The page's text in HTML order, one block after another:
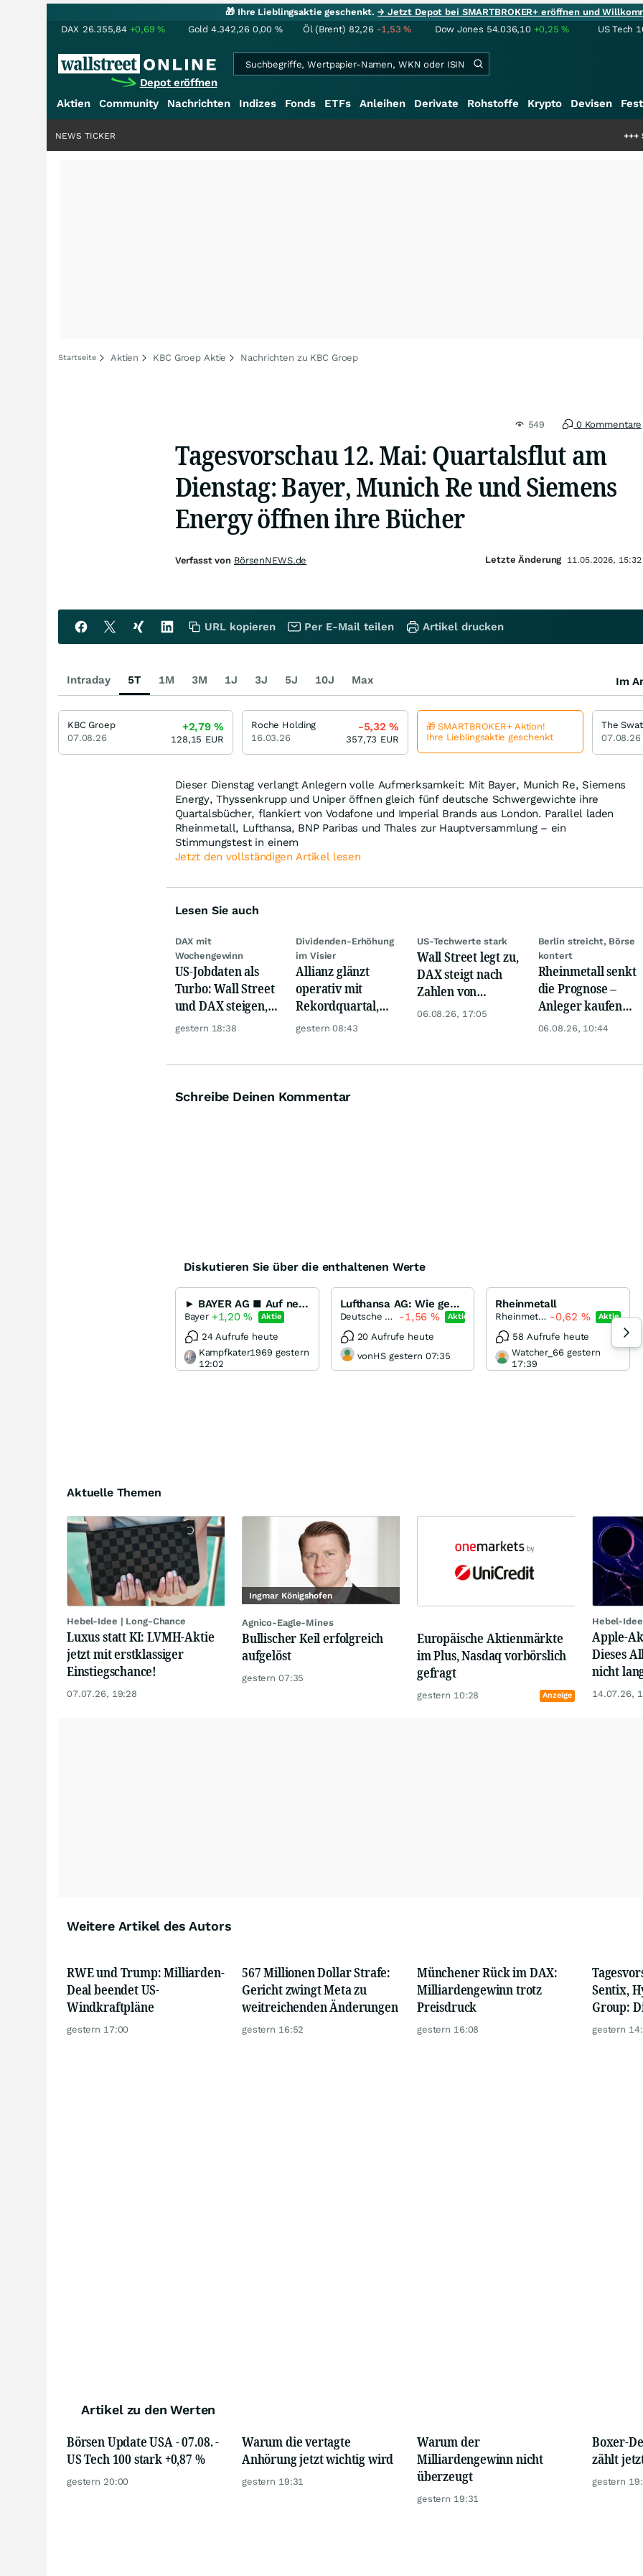
🎁 Ihre Lieblingsaktie geschenkt.→ Jetzt Depot bei SMARTBROKER+ eröffnen und
DAX 26.355,84 +0,69% Gold 4.342,26 0,00 % Öl (Brent) 82,26 -1,53% Dow Jones 54.036,10 +0,25% US Tech
Depot eröffnen
Aktien Community Nachrichten Indizes Fonds ETFs Anleihen Derivate Rohstoffe Krypto Devisen
Schwere
NEWS TICKER
Startseite Aktien KBC Groep Aktie Nachrichten zu KBC Groep
549 0 Kommentare
Tagesvorschau 12. Mai: Quartalsflut am
Dienstag: Bayer, Munich Re und Siemens
Energy öffnen ihre Bücher
Dieser Dienstag verlangt Anlegern volle Aufmerksamkeit: Mit Bayer, Munich Re, Siemens
Energy, Thyssenkrupp und Uniper öffnen gleich fünf deutsche Schwergewichte ihre
Quartalsbücher, flankiert von Vodafone und Imperial Brands aus London. Parallel laden
Rheinmetall, Lufthansa, BNP Paribas und Thales zur Hauptversammlung – ein
Stimmungstest in einem
Jetzt den vollständigen Artikel lesen
Lesen Sie auch
DAX mit
Wochengewinn
US-Jobdaten als
Turbo: Wall Street
und DAX steigen,
Gold glänzt
gestern 18:38
Dividenden-Erhöhung
im Visier
Allianz glänzt
operativ mit
Rekordquartal,
doch KI-Kosten
gestern 08:43
US-Techwerte stark
Wall Street legt zu,
DAX steigt nach
Zahlen von
Telekom, Henkel
06.08.26, 17:05
Berlin streicht, Börse
kontert
Rheinmetall senkt
die Prognose –
Anleger kaufen
den Schock weg
06.08.26, 10:44
Schreibe Deinen Kommentar
Diskutieren Sie über die enthaltenen Werte
► BAYER AG ■ Auf neuen Wegen ◄
Bayer +1,20% Aktie
24 Aufrufe heute
Kampfkater1969 gestern
12:02
Lufthansa AG: Wie geht`s weiter?
Deutsche Lufthansa -1,56 % Aktie
20 Aufrufe heute
vonHS gestern 07:35
Rheinmetall
Rheinmetall -0,62 % Aktie
58 Aufrufe heute
Watcher_66 gestern
17:39
Aktuelle Themen
Hebel-Idee | Long-Chance
Luxus statt KI: LVMH-Aktie
jetzt mit erstklassiger
Einstiegschance!
07.07.26, 19:28
Ingmar Königshofen
Agnico-Eagle-Mines
Bullischer Keil erfolgreich
aufgelöst
gestern 07:35
Europäische Aktienmärkte
im Plus, Nasdaq vorbörslich
gefragt
gestern 10:28 Anzeige
Hebel-
Apple-
Dieses
nicht
14.07.26,
Weitere Artikel des Autors
RWE und Trump: Milliarden-
Deal beendet US-
Windkraftpläne
gestern 17:00
567 Millionen Dollar Strafe:
Gericht zwingt Meta zu
weitreichenden Änderungen
gestern 16:52
Münchener Rück im DAX:
Milliardengewinn trotz
Preisdruck
gestern 16:08
Sentix,
Group:
bewegen
gestern
Verfasst von BörsenNEWS.de Letzte Änderung 11.05.2026, 15:32
URL kopieren Per E-Mail teilen Artikel drucken
Intraday 5T 1M 3M 1J 3J 5J 10J Max Im
KBC Groep
07.08.26
+2,79%
128,15 EUR
Roche Holding
16.03.26
-5,32%
357,73 EUR
🎁 SMARTBROKER+ Aktion!
Ihre Lieblingsaktie geschenkt
The
07.08.26
Artikel zu den Werten
Börsen Update USA - 07.08. -
US Tech 100 stark +0,87 %
gestern 20:00
Warum die vertagte
Anhörung jetzt wichtig wird
gestern 19:31
Warum der
Milliardengewinn nicht
überzeugt
gestern 19:31
Boxer-
zählt
gestern